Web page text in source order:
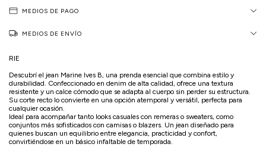
MEDIOS DE PAGO
MEDIOS DE ENVÍO
RIE
Descubrí el jean Marine Ives B, una prenda esencial que combina estilo y
durabilidad. Confeccionado en denim de alta calidad, ofrece una textura
resistente y un calce cómodo que se adapta al cuerpo sin perder su estructura.
Su corte recto lo convierte en una opción atemporal y versátil, perfecta para
cualquier ocasión.
Ideal para acompañar tanto looks casuales con remeras o sweaters, como
conjuntos más sofisticados con camisas o blazers. Un jean diseñado para
quienes buscan un equilibrio entre elegancia, practicidad y confort,
convirtiéndose en un básico infaltable de temporada.